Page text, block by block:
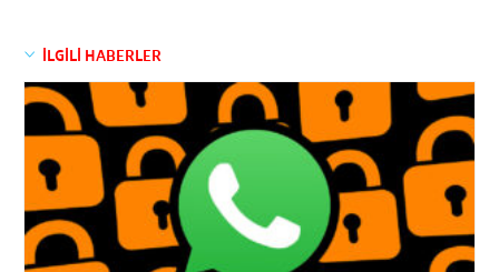
İLGİLİ HABERLER